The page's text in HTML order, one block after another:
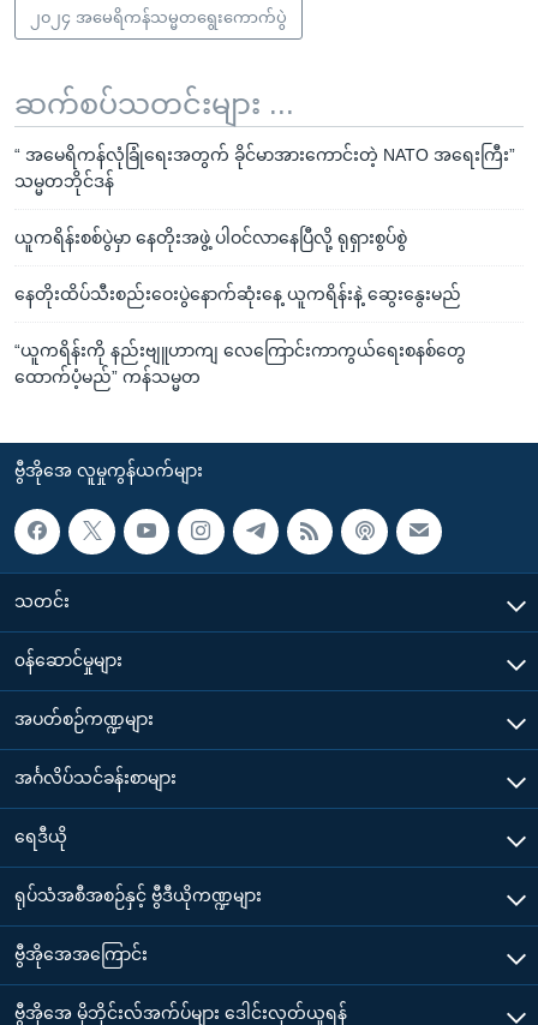
၂၀၂၄ အမေရိကန်သမ္မတရွေးကောက်ပွဲ
ဆက်စပ်သတင်းများ ...
“ အမေရိကန်လုံခြုံရေးအတွက် ခိုင်မာအားကောင်းတဲ့ NATO အရေးကြီး”
သမ္မတဘိုင်ဒန်
ယူကရိန်းစစ်ပွဲမှာ နေတိုးအဖွဲ့ ပါဝင်လာနေပြီလို့ ရုရှားစွပ်စွဲ
နေတိုးထိပ်သီးစည်းဝေးပွဲနောက်ဆုံးနေ့ ယူကရိန်းနဲ့ ဆွေးနွေးမည်
“ယူကရိန်းကို နည်းဗျူဟာကျ လေကြောင်းကာကွယ်ရေးစနစ်တွေ
ထောက်ပံ့မည်” ကန်သမ္မတ
ဗွီအိုအေ လူမှုကွန်ယက်များ
သတင်း
၀န်ဆောင်မှုများ
အပတ်စဉ်ကဏ္ဍများ
အင်္ဂလိပ်သင်ခန်းစာများ
ရေဒီယို
ရုပ်သံအစီအစဉ်နှင့် ဗွီဒီယိုကဏ္ဍများ
ဗွီအိုအေအကြောင်း
ဗွီအိုအေ မိုဘိုင်းလ်အက်ပ်များ ဒေါင်းလုတ်ယူရန်